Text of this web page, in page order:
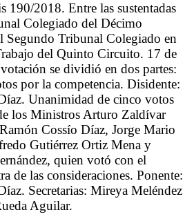
190/2018. Entre las sustentadas
Colegiado del Décimo
Segundo Tribunal Colegiado en
del Quinto Circuito. 17 de
se dividió en dos partes:
por la competencia. Disidente:
Unanimidad de cinco votos
los Ministros Arturo Zaldívar
Cossío Díaz, Jorge Mario
Gutiérrez Ortiz Mena y
quien votó con el
de las consideraciones. Ponente:
Secretarias: Mireya Meléndez
Aguilar.